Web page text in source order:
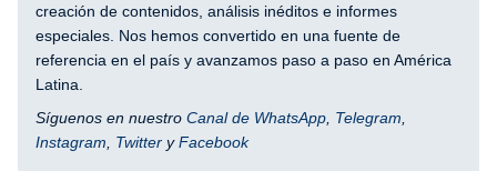
creación de contenidos, análisis inéditos e informes
especiales. Nos hemos convertido en una fuente de
referencia en el país y avanzamos paso a paso en América
Latina.
Síguenos en nuestro Canal de WhatsApp Telegram
Instagram
Twitter yFacebook